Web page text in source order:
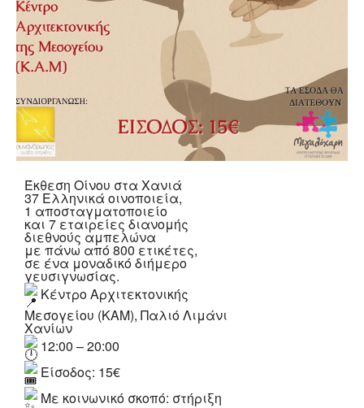
Έκθεση Οίνου στα Χανιά
37 Ελληνικά οινοποιεία,
1 αποσταγματοποιείο
και 7 εταιρείες διανομής
διεθνούς αμπελώνα
με πάνω από 800 ετικέτες,
σε ένα μοναδικό διήμερο
γευσιγνωσίας.
Κέντρο Αρχιτεκτονικής
Μεσογείου (ΚΑΜ), Παλιό Λιμάνι
Χανίων
12:00 – 20:00
Είσοδος: 15€
Με κοινωνικό σκοπό: στήριξη